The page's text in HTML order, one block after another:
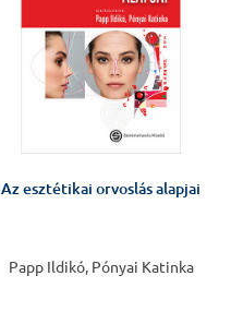
Az esztétikai orvoslás alapjai
Papp Ildikó, Pónyai Katinka